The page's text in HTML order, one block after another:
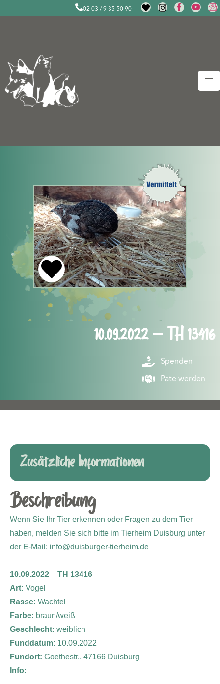
02 03 / 9 35 50 90
10.09.2022 – TH 13416
Spenden
Pate werden
Zusätzliche Informationen
Beschreibung
Wenn Sie Ihr Tier erkennen oder Fragen zu dem Tier
haben, melden Sie sich bitte im Tierheim Duisburg unter
der E-Mail: info@duisburger-tierheim.de
10.09.2022 – TH 13416
Art: Vogel
Rasse: Wachtel
Farbe: braun/weiß
Geschlecht: weiblich
Funddatum: 10.09.2022
Fundort: Goethestr., 47166 Duisburg
Info: